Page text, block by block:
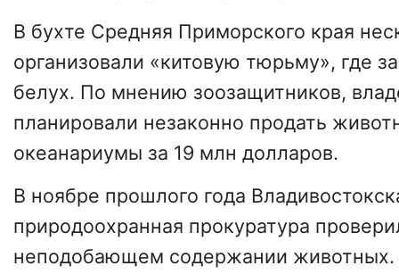
В бухте Средняя Приморского края
организовали «китовую тюрьму», где
белух. По мнению зоозащитников,
планировали незаконно продать
океанариумы за 19 млн долларов.
В ноябре прошлого года
природоохранная прокуратура
неподобающем содержании животных.